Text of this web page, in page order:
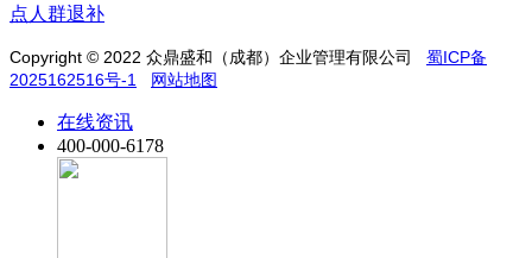
点人群退补
Copyright © 2022 众鼎盛和（成都）企业管理有限公司 蜀ICP备
2025162516号-1
网站地图
在线资讯
400-000-6178